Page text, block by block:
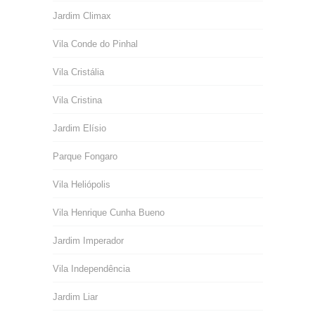
Jardim Climax
Vila Conde do Pinhal
Vila Cristália
Vila Cristina
Jardim Elísio
Parque Fongaro
Vila Heliópolis
Vila Henrique Cunha Bueno
Jardim Imperador
Vila Independência
Jardim Liar